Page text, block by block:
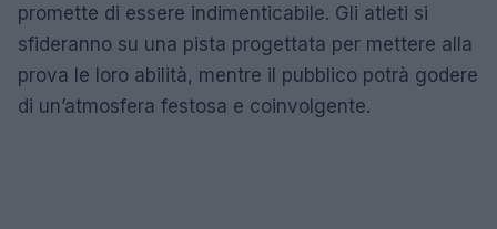
promette di essere indimenticabile. Gli atleti si
sfideranno su una pista progettata per mettere alla
prova le loro abilità, mentre il pubblico potrà godere
di un’atmosfera festosa e coinvolgente.